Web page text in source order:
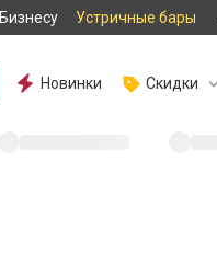
Бизнесу Устричные бары
Новинки Скидки